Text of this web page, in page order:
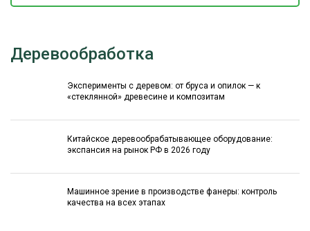
Деревообработка
Эксперименты с деревом: от бруса и опилок — к
«стеклянной» древесине и композитам
Китайское деревообрабатывающее оборудование:
экспансия на рынок РФ в 2026 году
Машинное зрение в производстве фанеры: контроль
качества на всех этапах